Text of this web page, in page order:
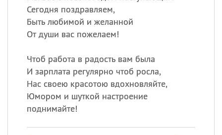
Сегодня поздравляем,
Быть любимой и желанной
От души вас пожелаем!
Чтоб работа в радость вам была
И зарплата регулярно чтоб росла,
Нас своею красотою вдохновляйте,
Юмором и шуткой настроение
поднимайте!